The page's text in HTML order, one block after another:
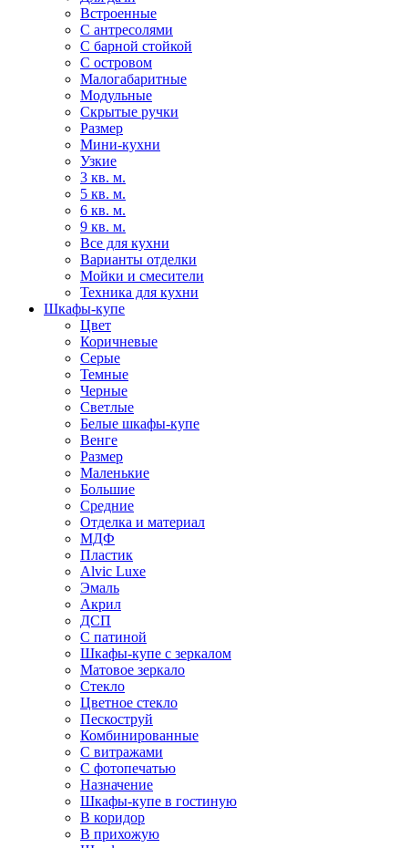
Встроенные
С антресолями
С барной стойкой
С островом
Малогабаритные
Модульные
Скрытые ручки
Размер
Мини-кухни
Узкие
3 кв. м.
5 кв. м.
6 кв. м.
9 кв. м.
Все для кухни
Варианты отделки
Мойки и смесители
Техника для кухни
Шкафы-купе
Цвет
Коричневые
Серые
Темные
Черные
Светлые
Белые шкафы-купе
Венге
Размер
Маленькие
Большие
Средние
Отделка и материал
МДФ
Пластик
Alvic Luxe
Эмаль
Акрил
ДСП
С патиной
Шкафы-купе с зеркалом
Матовое зеркало
Стекло
Цветное стекло
Пескоструй
Комбинированные
С витражами
С фотопечатью
Назначение
Шкафы-купе в гостиную
В коридор
В прихожую